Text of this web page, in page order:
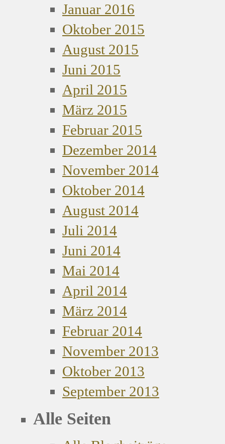
Januar 2016
Oktober 2015
August 2015
Juni 2015
April 2015
März 2015
Februar 2015
Dezember 2014
November 2014
Oktober 2014
August 2014
Juli 2014
Juni 2014
Mai 2014
April 2014
März 2014
Februar 2014
November 2013
Oktober 2013
September 2013
Alle Seiten